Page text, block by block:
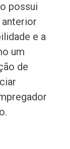
possui
e a
um
de